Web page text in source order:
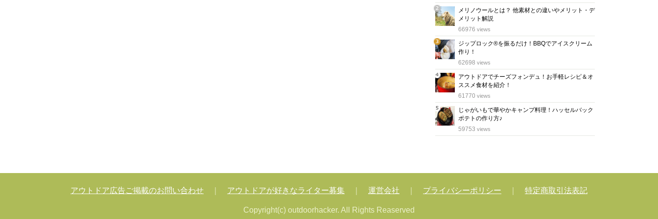
2
位
メリノウールとは？ 他素材との違いやメリット・デ
メリット解説
66976 views
3
位
ジップロック®を振るだけ！BBQでアイスクリーム
作り！
62698 views
4
位
アウトドアでチーズフォンデュ！お手軽レシピ＆オ
ススメ食材を紹介！
61770 views
5
位
じゃがいもで華やかキャンプ料理！ハッセルバック
ポテトの作り方♪
59753 views
アウトドア広告ご掲載のお問い合わせ アウトドアが好きなライター募集 運営会社 プライバシーポリシー 特定商取引法表記
Copyright(c) outdoorhacker. All Rights Reaserved